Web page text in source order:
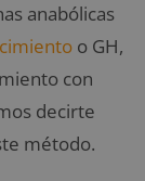
anabólicas
o GH,
con
decirte
método.